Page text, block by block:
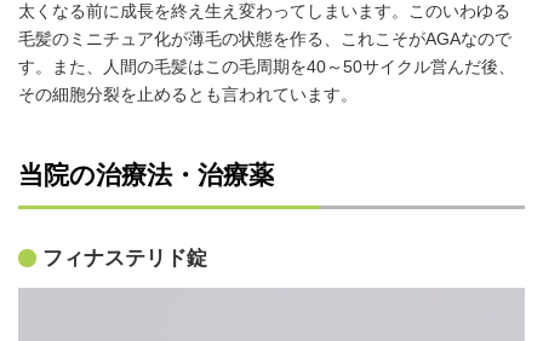
太くなる前に成長を終え生え変わってしまいます。このいわゆる
毛髪のミニチュア化が薄毛の状態を作る、これこそがAGAなので
す。また、人間の毛髪はこの毛周期を40～50サイクル営んだ後、
その細胞分裂を止めるとも言われています。
当院の治療法・治療薬
フィナステリド錠